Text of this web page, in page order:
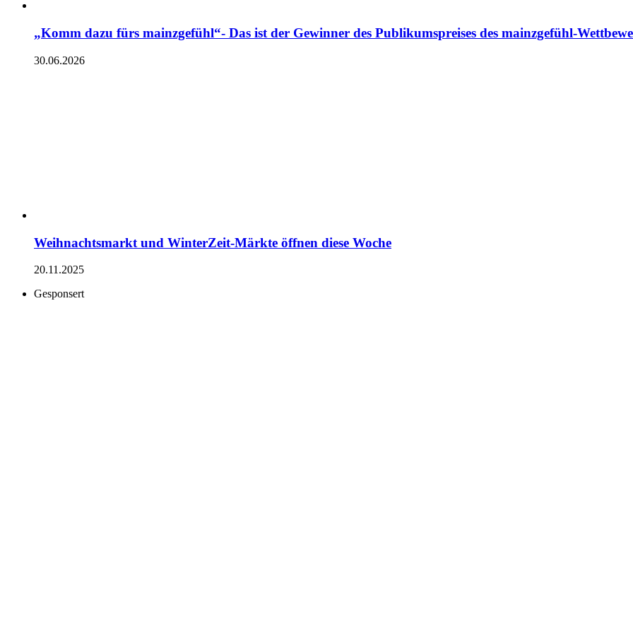
„Komm dazu fürs mainzgefühl“- Das ist der Gewinner des Publikumspreises des mainzgefühl-
30.06.2026
Weihnachtsmarkt und WinterZeit-Märkte öffnen diese Woche
20.11.2025
Gesponsert